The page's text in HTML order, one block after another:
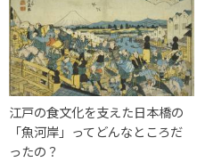
江戸の食文化を支えた日本橋の
「魚河岸」ってどんなところだ
ったの？